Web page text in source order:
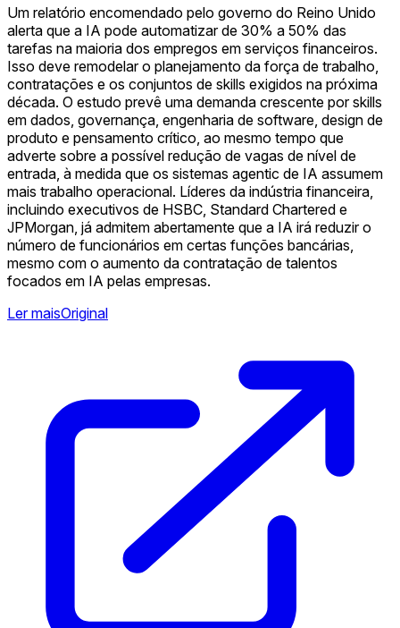
Um relatório encomendado pelo governo do Reino Unido
alerta que a IA pode automatizar de 30% a 50% das
tarefas na maioria dos empregos em serviços financeiros.
Isso deve remodelar o planejamento da força de trabalho,
contratações e os conjuntos de skills exigidos na próxima
década. O estudo prevê uma demanda crescente por skills
em dados, governança, engenharia de software, design de
produto e pensamento crítico, ao mesmo tempo que
adverte sobre a possível redução de vagas de nível de
entrada, à medida que os sistemas agentic de IA assumem
mais trabalho operacional. Líderes da indústria financeira,
incluindo executivos de HSBC, Standard Chartered e
JPMorgan, já admitem abertamente que a IA irá reduzir o
número de funcionários em certas funções bancárias,
mesmo com o aumento da contratação de talentos
focados em IA pelas empresas.
Ler maisOriginal